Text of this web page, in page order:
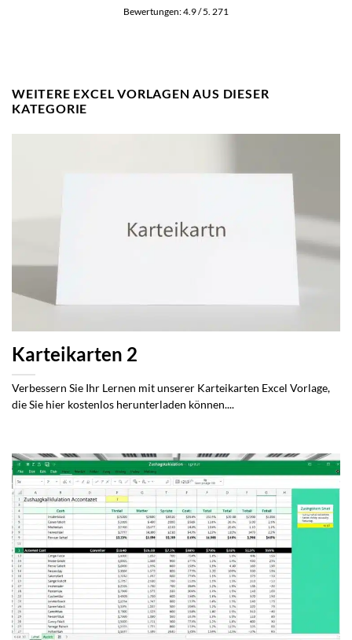
Bewertungen:4.9/ 5. 271
WEITERE EXCEL VORLAGEN AUS DIESER
KATEGORIE
Karteikarten 2
Verbessern Sie Ihr Lernen mit unserer Karteikarten Excel Vorlage,
die Sie hier kostenlos herunterladen können....